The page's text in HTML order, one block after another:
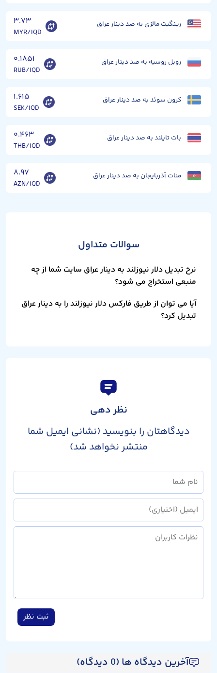
رینگیت مالزی به صد دینار عراق ۳.۷۳
MYR/IQD
روبل روسیه به صد دینار عراق ۰.۱۸۵۱
RUB/IQD
کرون سوئد به صد دینار عراق ۱.۶۱۵
SEK/IQD
بات تایلند به صد دینار عراق ۰.۴۶۳
THB/IQD
منات آذربایجان به صد دینار عراق ۸.۹۷
AZN/IQD
سوالات متداول
نرخ تبدیل دلار نیوزلند به دینار عراق سایت شما از چه
منبعی استخراج می شود؟
آیا می توان از طریق فارکس دلار نیوزلند را به دینار عراق
تبدیل کرد؟
نظر دهی
دیدگاهتان را بنویسید (نشانی ایمیل شما
منتشر نخواهد شد)
ثبت نظر
آخرین دیدگاه ها (0 دیدگاه)